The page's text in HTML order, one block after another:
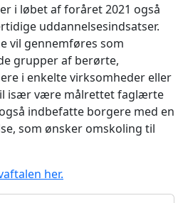
i løbet af foråret 2021 også
uddannelsesindsatser.
vil gennemføres som
grupper af berørte,
i enkelte virksomheder eller
især være målrettet faglærte
indbefatte borgere med en
som ønsker omskoling til
her.